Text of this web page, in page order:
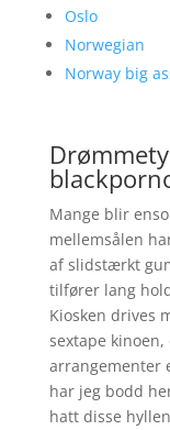
Oslo
Norwegian
Norway big
Mange blir
mellemsålen
af slidstærkt
tilfører lang
Kiosken drives
sextape
arrangementer
har jeg bodd
hatt disse